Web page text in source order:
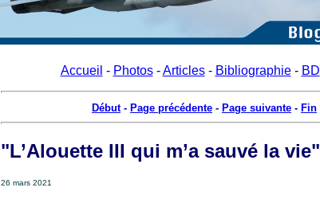
Accueil - Photos-Articles- Bibliographie- BD
Début- Page précédente - Page suivante - Fin
"L’Alouette III qui m’a sauvé la vie"
26 mars 2021